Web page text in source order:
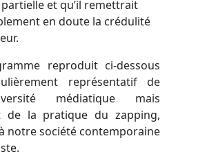
et qu’il remettrait
en doute la crédulité
reproduit ci-dessous
représentatif de
médiatique mais
de la pratique du zapping,
notre société contemporaine